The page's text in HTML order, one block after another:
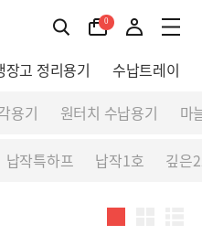
0
장고 정리용기 수납트레이
용기 원터치 수납용기 마
납작특하프 납작1호 깊은